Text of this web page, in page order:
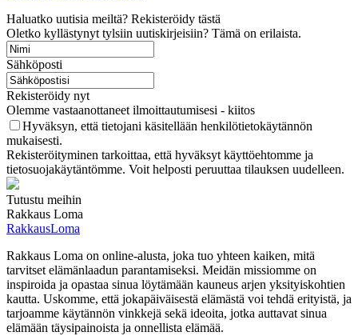
Haluatko uutisia meiltä? Rekisteröidy tästä
Oletko kyllästynyt tylsiin uutiskirjeisiin? Tämä on erilaista.
Sähköposti
Rekisteröidy nyt
Olemme vastaanottaneet ilmoittautumisesi - kiitos
Hyväksyn, että tietojani käsitellään henkilötietokäytännön
mukaisesti.
Rekisteröityminen tarkoittaa, että hyväksyt käyttöehtomme ja
tietosuojakäytäntömme. Voit helposti peruuttaa tilauksen uudelleen.
Tutustu meihin
Rakkaus Loma
RakkausLoma
Rakkaus Loma on online-alusta, joka tuo yhteen kaiken, mitä
tarvitset elämänlaadun parantamiseksi. Meidän missiomme on
inspiroida ja opastaa sinua löytämään kauneus arjen yksityiskohtien
kautta. Uskomme, että jokapäiväisestä elämästä voi tehdä erityistä, ja
tarjoamme käytännön vinkkejä sekä ideoita, jotka auttavat sinua
elämään täysipainoista ja onnellista elämää.